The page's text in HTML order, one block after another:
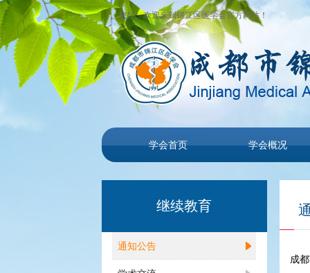
您好，欢迎来到锦江区医学会官方网站！
学会首页 学会概况
继续教育
通知公告
成